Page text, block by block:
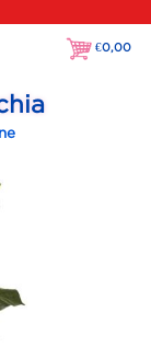
€0,00
€0,00